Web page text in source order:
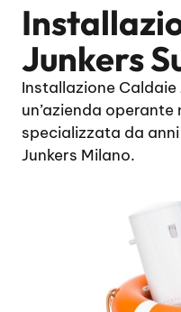
Junkers
Installazione
un’azienda
specializzata da
Junkers Milano.